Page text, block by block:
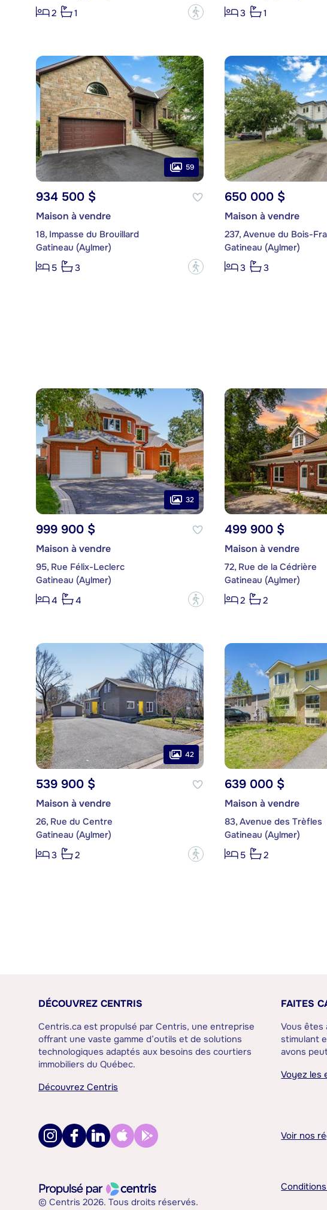
2
1 ?
3
1
59
934 500 $
Maison à vendre
18, Impasse du Brouillard
Gatineau (Aylmer)
5
3 ?
650 000 $
Maison à vendre
237, Avenue du Bois-
Gatineau (Aylmer)
3
3
32
999 900 $
Maison à vendre
95, Rue Félix-Leclerc
Gatineau (Aylmer)
4
4 ?
499 900 $
Maison à vendre
72, Rue de la Cédrière
Gatineau (Aylmer)
2
2
42
539 900 $
Maison à vendre
26, Rue du Centre
Gatineau (Aylmer)
3
2 ?
639 000 $
Maison à vendre
83, Avenue des Trèfles
Gatineau (Aylmer)
5
2
DÉCOUVREZ CENTRIS
Centris.ca est propulsé par Centris, une entreprise
offrant une vaste gamme d’outils et de solutions
technologiques adaptés aux besoins des courtiers
immobiliers du Québec.
Découvrez Centris
FAITES
Vous êtes
stimulant
avons
Voyez les
Voir nos
© Centris 2026. Tous droits réservés.